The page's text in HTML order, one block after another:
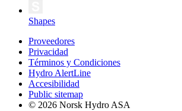
Shapes
Proveedores
Privacidad
Términos y Condiciones
Hydro AlertLine
Accesibilidad
Public sitemap
© 2026 Norsk Hydro ASA